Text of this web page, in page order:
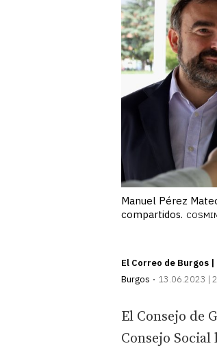
Manuel Pérez
compartidos.
El Correo de Burgos |
Burgos
13.06.2023 |
El Consejo de
Consejo